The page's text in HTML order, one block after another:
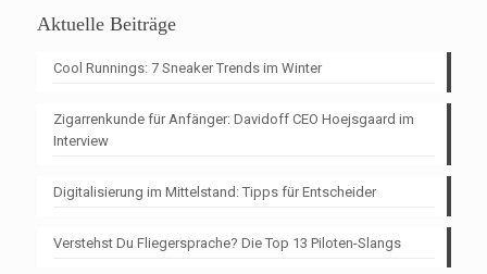
Aktuelle Beiträge
Cool Runnings: 7 Sneaker Trends im Winter
Zigarrenkunde für Anfänger: Davidoff CEO Hoejsgaard im
Interview
Digitalisierung im Mittelstand: Tipps für Entscheider
Verstehst Du Fliegersprache? Die Top 13 Piloten-Slangs